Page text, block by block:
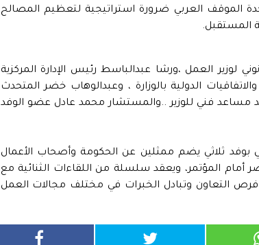
الموقف العربي ضرورة استراتيجية لتعظيم المصالح
المستقبل.
لوزير العمل ،ورشا عبدالباسط رئيس الإدارة المركزية
الدولية بالوزارة ، وعبدالوهاب خضر المتحدث
مساعد فني للوزير ..والمستشار محمد عادل عضو الوفد
لمؤتمر العمل الدولي بوفد ثلاثي يضم ممثلين عن الحكومة وأصحاب الأعمال
أمام المؤتمر، ويعقد سلسلة من اللقاءات الثنائية مع
فرص التعاون وتبادل الخبرات في مختلف مجالات العمل